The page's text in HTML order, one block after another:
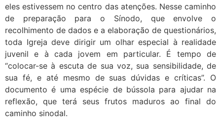
eles estivessem no centro das atenções. Nesse caminho
de preparação para o Sínodo, que envolve o
recolhimento de dados e a elaboração de questionários,
toda Igreja deve dirigir um olhar especial à realidade
juvenil e à cada jovem em particular. É tempo de
“colocar-se à escuta de sua voz, sua sensibilidade, de
sua fé, e até mesmo de suas dúvidas e críticas”. O
documento é uma espécie de bússola para ajudar na
reflexão, que terá seus frutos maduros ao final do
caminho sinodal.